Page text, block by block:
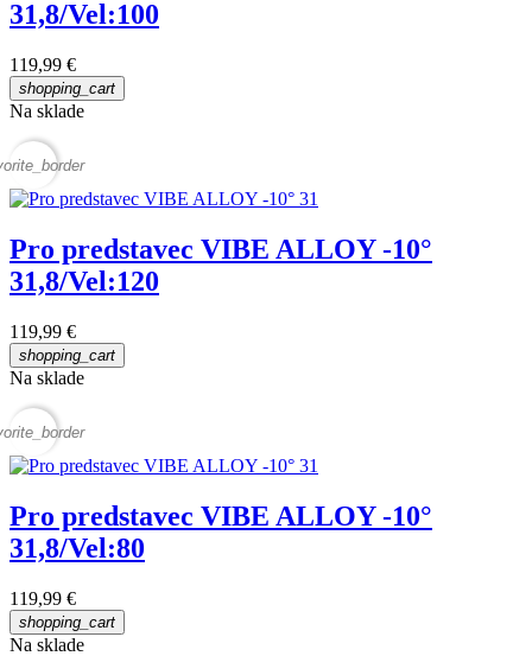
31,8/Vel:100
119,99 €
shopping_cart
Na sklade
Pro predstavec VIBE ALLOY -10°
31,8/Vel:120
119,99 €
shopping_cart
Na sklade
Pro predstavec VIBE ALLOY -10°
31,8/Vel:80
119,99 €
shopping_cart
Na sklade